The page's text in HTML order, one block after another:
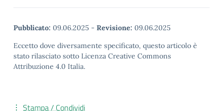
Pubblicato: 09.06.2025 - Revisione: 09.06.2025
Eccetto dove diversamente specificato, questo articolo è
stato rilasciato sotto Licenza Creative Commons
Attribuzione 4.0 Italia.
Stampa / Condividi